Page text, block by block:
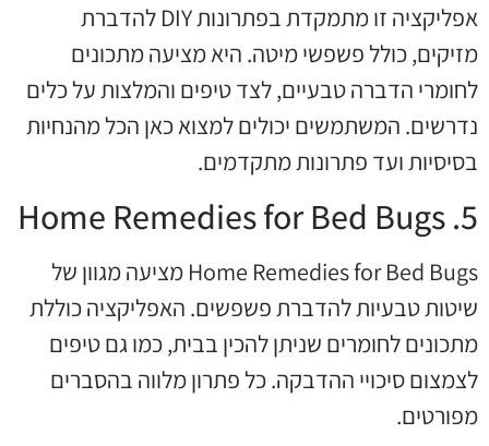
אפליקציה זו מתמקדת בפתרונות DIY להדברת
מזיקים, כולל פשפשי מיטה. היא מציעה מתכונים
לחומרי הדברה טבעיים, לצד טיפים והמלצות על כלים
נדרשים. המשתמשים יכולים למצוא כאן הכל מהנחיות
בסיסיות ועד פתרונות מתקדמים.
5. Home Remedies for Bed Bugs
Home Remedies for Bed Bugs מציעה מגוון של
שיטות טבעיות להדברת פשפשים. האפליקציה כוללת
מתכונים לחומרים שניתן להכין בבית, כמו גם טיפים
לצמצום סיכויי ההדבקה. כל פתרון מלווה בהסברים
מפורטים.